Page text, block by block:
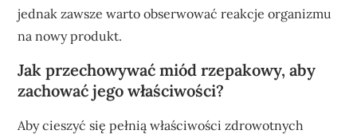
jednak zawsze warto obserwować reakcje organizmu
na nowy produkt.
Jak przechowywać miód rzepakowy, aby
zachować jego właściwości?
Aby cieszyć się pełnią właściwości zdrowotnych